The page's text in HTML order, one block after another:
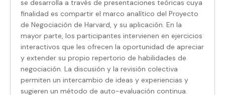
se desarrolla a través de presentaciones teóricas cuya
finalidad es compartir el marco analítico del Proyecto
de Negociación de Harvard, y su aplicación. En la
mayor parte, los participantes intervienen en ejercicios
interactivos que les ofrecen la oportunidad de apreciar
y extender su propio repertorio de habilidades de
negociación. La discusión y la revisión colectiva
permiten un intercambio de ideas y experiencias y
sugieren un método de auto-evaluación continua.